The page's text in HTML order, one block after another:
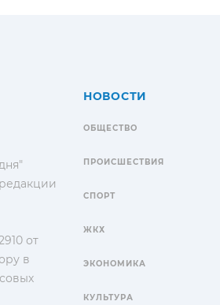
от
в
НОВОСТИ
ОБЩЕСТВО
ПРОИСШЕСТВИЯ
СПОРТ
ЖКХ
ЭКОНОМИКА
КУЛЬТУРА